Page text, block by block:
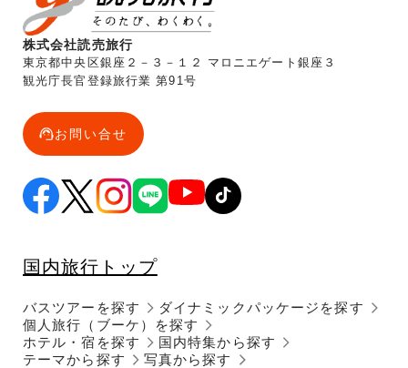
株式会社読売旅行
東京都中央区銀座２－３－１２ マロニエゲート銀座３
観光庁長官登録旅行業 第91号
お問い合せ
国内旅行トップ
バスツアーを探す
個人旅行（ブーケ）を探す
ダイナミックパッケージを探す
ホテル・宿を探す
国内特集から探す
テーマから探す
写真から探す